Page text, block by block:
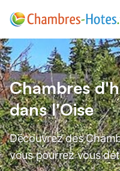
Chambres
dans l'Oise
Découvrez des
vous pourrez vous